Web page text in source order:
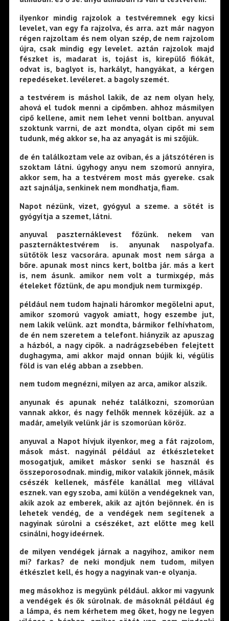
ilyenkor mindig rajzolok a testvéremnek egy kicsi
levelet, van egy fa rajzolva, és arra. azt már nagyon
régen rajzoltam és nem olyan szép, de nem rajzolom
újra, csak mindig egy levelet. aztán rajzolok majd
fészket is, madarat is, tojást is, kirepülő fiókát,
odvat is, baglyot is, harkályt, hangyákat, a kérgen
repedéseket. levéleret. a bagoly szemét.
a testvérem is máshol lakik, de az nem olyan hely,
ahová el tudok menni a cipőmben. ahhoz másmilyen
cipő kellene, amit nem lehet venni boltban. anyuval
szoktunk varrni, de azt mondta, olyan cipőt mi sem
tudunk, még akkor se, ha az anyagát is mi szőjük.
de én találkoztam vele az oviban, és a játszótéren is
szoktam látni. úgyhogy anyu nem szomorú annyira,
akkor sem, ha a testvérem most más gyereke. csak
azt sajnálja, senkinek nem mondhatja, fiam.
Napot nézünk, vizet, gyógyul a szeme. a sötét is
gyógyítja a szemet, látni.
anyuval paszternáklevest főzünk. nekem van
paszternáktestvérem is. anyunak naspolyafa.
sütőtök lesz vacsorára. apunak most nem sárga a
bőre. apunak most nincs kert, boltba jár. más a kert
is, nem ásunk. amikor nem volt a turmixgép, más
ételeket főztünk, de apu mondjuk nem turmixgép.
például nem tudom hajnali háromkor megölelni aput,
amikor szomorú vagyok amiatt, hogy eszembe jut,
nem lakik velünk. azt mondta, bármikor felhívhatom,
de én nem szeretem a telefont. hiányzik az apuszag
a házból, a nagy cipők. a nadrágzsebében felejtett
dughagyma, ami akkor majd onnan bújik ki, végülis
föld is van elég abban a zsebben.
nem tudom megnézni, milyen az arca, amikor alszik.
anyunak és apunak nehéz találkozni, szomorúan
vannak akkor, és nagy felhők mennek közéjük. az a
madár, amelyik velünk jár is szomorúan köröz.
anyuval a Napot hívjuk ilyenkor, meg a fát rajzolom,
mások mást. nagyinál például az étkészleteket
mosogatjuk, amiket máskor senki se használ és
összeporosodnak. mindig, mikor valakik jönnek, másik
csészék kellenek, másféle kanállal meg villával
esznek. van egy szoba, ami külön a vendégeknek van,
akik azok az emberek, akik az ajtón bejönnek. én is
lehetek vendég, de a vendégek nem segítenek a
nagyinak súrolni a csészéket, azt előtte meg kell
csinálni, hogy ideérnek.
de milyen vendégek járnak a nagyihoz, amikor nem
mi? farkas? de neki mondjuk nem tudom, milyen
étkészlet kell, és hogy a nagyinak van-e olyanja.
meg másokhoz is megyünk például. akkor mi vagyunk
a vendégek és ők súrolnak. de másoknál például ég
a lámpa, és nem kérhetem meg őket, hogy ne legyen